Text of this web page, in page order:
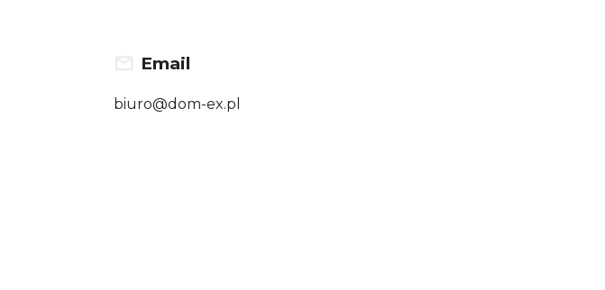
Email
biuro@dom-ex.pl